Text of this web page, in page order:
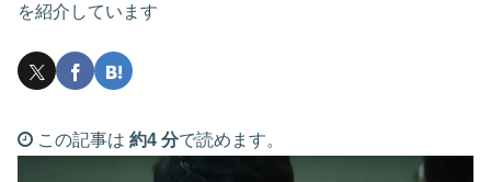
を紹介しています
この記事は 約4 分で読めます。